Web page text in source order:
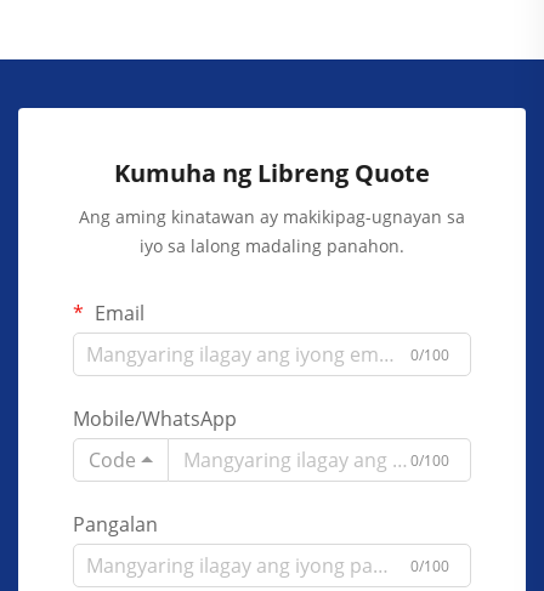
Kumuha ng Libreng Quote
Ang aming kinatawan ay makikipag-ugnayan sa
iyo sa lalong madaling panahon.
Email
0/100
Mobile/WhatsApp
Code
0/100
Pangalan
0/100